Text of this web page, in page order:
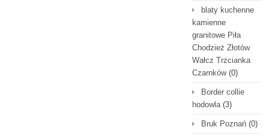
blaty kuchenne
kamienne
granitowe Piła
Chodzież Złotów
Wałcz Trzcianka
Czarnków(0)
Border collie
hodowla(3)
Bruk Poznań (0)